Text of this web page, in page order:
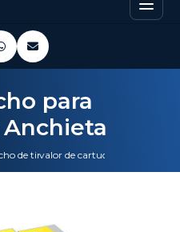
de tinta de impressora
valor de cartucho para
para